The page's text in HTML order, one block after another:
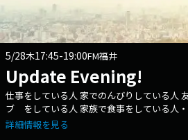
5/28木17:45-19:00FM福井
Update Evening!
仕事をしている人 家でのんびりしている人
ブ をしている人 家族で食事をしている人
夕方を過ごしている。 その時間が少しでも
詳細情報を見る